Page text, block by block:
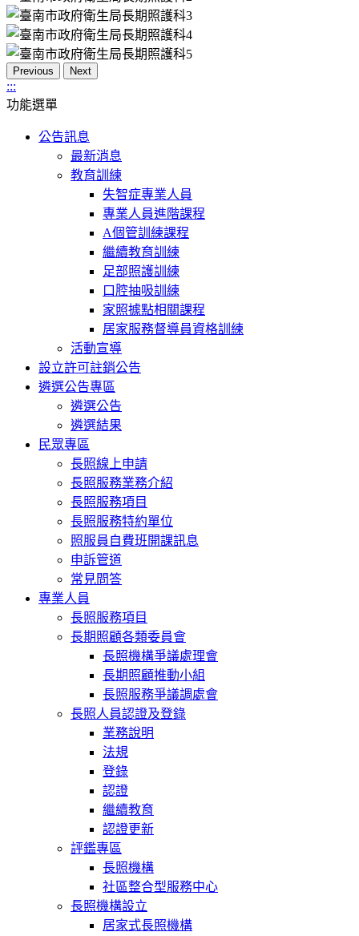
Previous Next
:::
功能選單
公告訊息
最新消息
教育訓練
失智症專業人員
專業人員進階課程
A個管訓練課程
繼續教育訓練
足部照護訓練
口腔抽吸訓練
家照據點相關課程
居家服務督導員資格訓練
活動宣導
設立許可註銷公告
遴選公告專區
遴選公告
遴選結果
民眾專區
長照線上申請
長照服務業務介紹
長照服務項目
長照服務特約單位
照服員自費班開課訊息
申訴管道
常見問答
專業人員
長照服務項目
長期照顧各類委員會
長照機構爭議處理會
長期照顧推動小組
長照服務爭議調處會
長照人員認證及登錄
業務說明
法規
登錄
認證
繼續教育
認證更新
評鑑專區
長照機構
社區整合型服務中心
長照機構設立
居家式長照機構